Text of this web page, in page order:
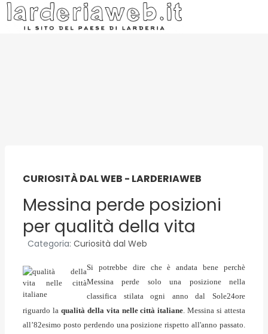
CURIOSITÀ DAL WEB - LARDERIAWEB
Messina perde posizioni
per qualità della vita
Categoria: Curiosità dal Web
Si potrebbe dire che è andata bene perchè
Messina perde solo una posizione nella
classifica stilata ogni anno dal Sole24ore
riguardo la qualità della vita nelle città italiane. Messina si attesta
all’82esimo posto perdendo una posizione rispetto all'anno passato.